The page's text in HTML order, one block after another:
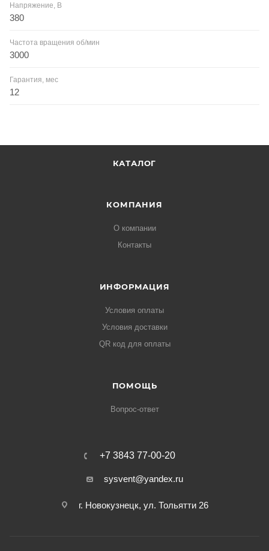
Напряжение, В
380
Частота вращения об/мин
3000
Гарантия, мес
12
КАТАЛОГ
КОМПАНИЯ
О компании
Контакты
ИНФОРМАЦИЯ
Условия оплаты
Условия доставки
QR код для оплаты
ПОМОЩЬ
Вопрос-ответ
+7 3843 77-00-20
sysvent@yandex.ru
г. Новокузнецк, ул. Тольятти 26